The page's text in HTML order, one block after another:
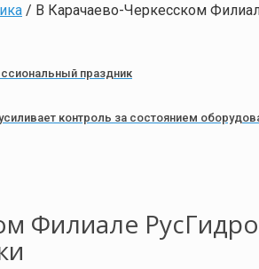
/ В Карачаево-Черкесском
праздник
контроль за состоянием
Филиале